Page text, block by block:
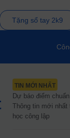
Tặng sổ tay 2k9
TIN MỚI NHẤT
Dự báo điểm
Thông tin mới
học công lập